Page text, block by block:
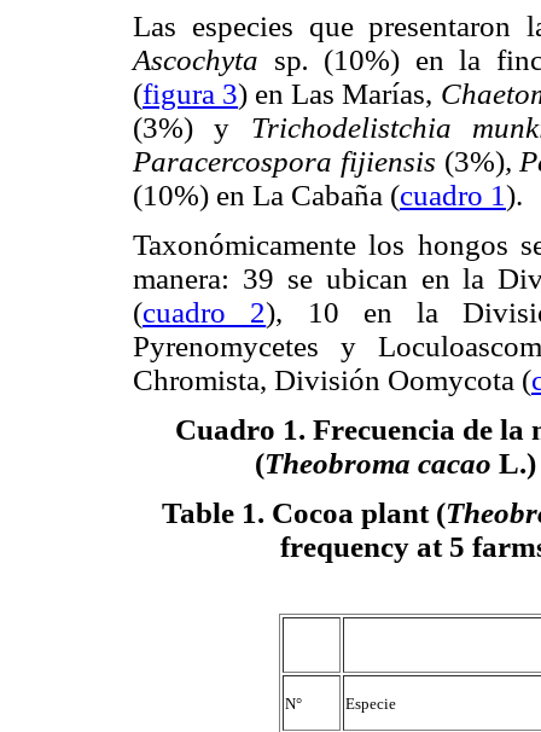
Las especies que presentaron
Ascochyta sp. (10%) en la
(figura 3) en Las Marías,
(3%) y Trichodelistchia
Paracercospora fijiensis (3%),
(10%) en La Cabaña (cuadro 1).
Taxonómicamente los hongos
manera: 39 se ubican en la
(cuadro 2), 10 en la
Pyrenomycetes y
Chromista, División Oomycota (
Cuadro 1. Frecuencia de
(Theobroma cacao L.)
Table 1. Cocoa plant (
frequency at 5
N° Especie